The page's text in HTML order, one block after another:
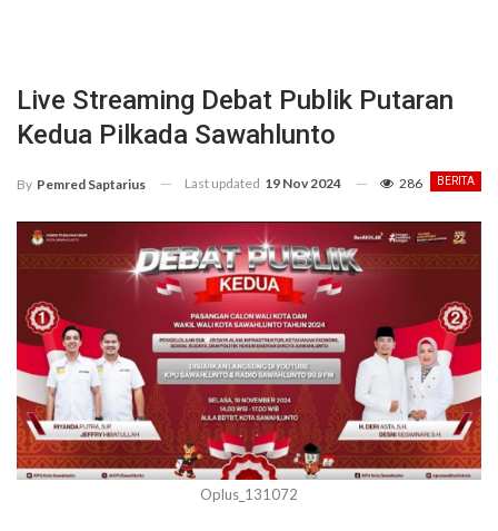
Live Streaming Debat Publik Putaran
Kedua Pilkada Sawahlunto
BERITA
By Pemred Saptarius Last updated 19 Nov 2024 286
Oplus_131072